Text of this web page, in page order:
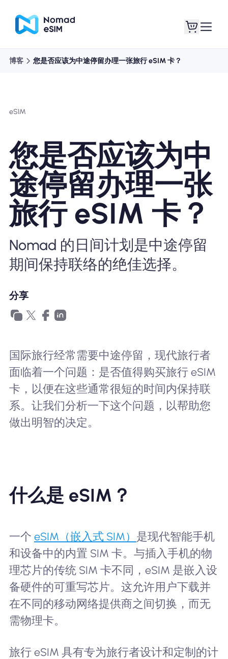
商城
关于 eSIM
为什么选择Nomad eSIM
企业用户
博客 您是否应该为中途停留办理一张旅行 eSIM 卡？
eSIM
您是否应该为中
途停留办理一张
旅行 eSIM 卡？
Nomad 的日间计划是中途停留
期间保持联络的绝佳选择。
分享
国际旅行经常需要中途停留，现代旅行者
面临着一个问题：是否值得购买旅行 eSIM
卡，以便在这些通常很短的时间内保持联
系。让我们分析一下这个问题，以帮助您
做出明智的决定。
什么是 eSIM？
一个 eSIM（嵌入式 SIM） 是现代智能手机
和设备中的内置 SIM 卡。与插入手机的物
理芯片的传统 SIM 卡不同，eSIM 是嵌入设
备硬件的可重写芯片。这允许用户下载并
在不同的移动网络提供商之间切换，而无
需物理卡。
旅行 eSIM 具有专为旅行者设计和定制的计